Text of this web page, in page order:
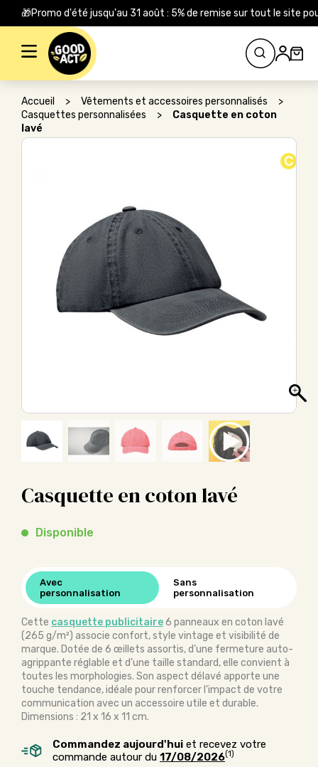
🎁Promo d'été jusqu'au 31 août : 5% de remise sur tout le site
Rechercher :
Accueil > Vêtements et accessoires personnalisés
>
Casquettes personnalisées
>
Casquette en coton
lavé
C
Casquette en coton lavé
Disponible
Avec
personnalisation
Sans
personnalisation
Cette casquette publicitaire6 panneaux en coton lavé
(265 g/m²) associe confort, style vintage et visibilité de
marque. Dotée de 6 œillets assortis, d’une fermeture auto-
agrippante réglable et d’une taille standard, elle convient à
toutes les morphologies. Son aspect délavé apporte une
touche tendance, idéale pour renforcer l’impact de votre
communication avec un accessoire utile et durable.
Dimensions : 21 x 16 x 11 cm.
Commandez aujourd'hui et recevez votre
commande autour du 17/08/2026(1)